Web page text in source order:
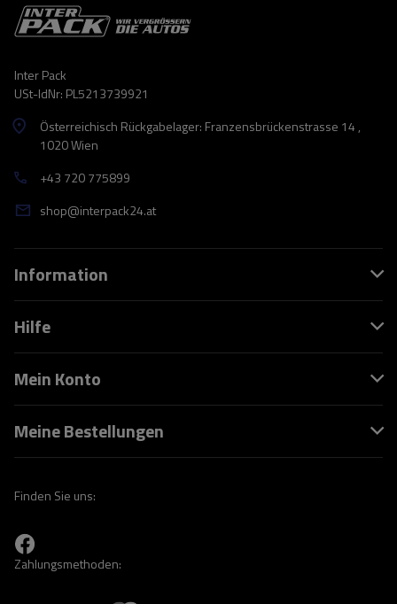
Inter Pack
USt-IdNr: PL5213739921
Österreichisch Rückgabelager: Franzensbrückenstrasse 14 ,
1020 Wien
+43 720 775899
shop@interpack24.at
Information
Hilfe
Mein Konto
Meine Bestellungen
Finden Sie uns:
Zahlungsmethoden: